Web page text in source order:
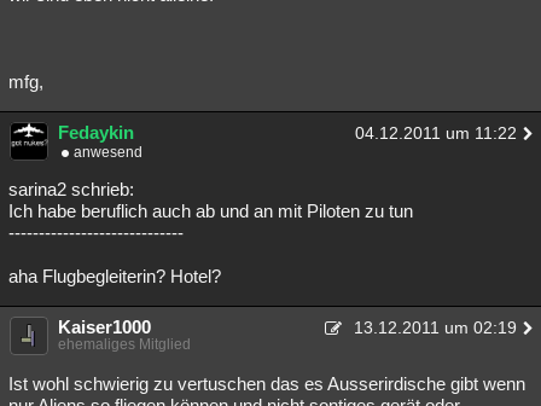
mfg,
Fedaykin 04.12.2011 um 11:22
anwesend
sarina2 schrieb:
Ich habe beruflich auch ab und an mit Piloten zu tun
-----------------------------
aha Flugbegleiterin? Hotel?
Kaiser1000 13.12.2011 um 02:19
ehemaliges Mitglied
Ist wohl schwierig zu vertuschen das es Ausserirdische gibt wenn